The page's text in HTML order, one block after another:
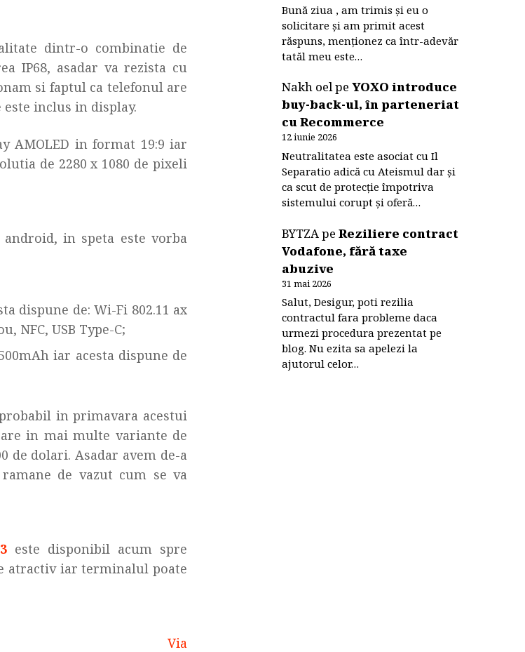
dintr-o combinatie de
IP68, asadar va rezista cu
si faptul ca telefonul are
inclus in display.
AMOLED in format 19:9 iar
de 2280 x 1080 de pixeli
in speta este vorba
dispune de: Wi-Fi 802.11 ax
NFC, USB Type-C;
iar acesta dispune de
in primavara acestui
in mai multe variante de
de dolari. Asadar avem de-a
de vazut cum se va
este disponibil acum spre
atractiv iar terminalul poate
Via
Bună ziua , am trimis și eu o
solicitare și am primit acest
răspuns, menționez ca într-adevăr
tatăl meu este…
Nakh oelpeYOXO introduce
buy-back-ul, în parteneriat
cu Recommerce
12 iunie 2026
Neutralitatea este asociat cu Il
Separatio adică cu Ateismul dar și
ca scut de protecție împotriva
sistemului corupt și oferă…
BYTZApeReziliere contract
Vodafone, fără taxe
abuzive
31 mai 2026
Salut, Desigur, poti rezilia
contractul fara probleme daca
urmezi procedura prezentat pe
blog. Nu ezita sa apelezi la
ajutorul celor…